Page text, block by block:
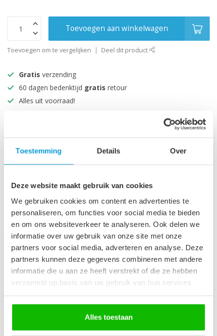
Toestemming Details Over
Deze website maakt gebruik van cookies
We gebruiken cookies om content en advertenties te
personaliseren, om functies voor social media te bieden
en om ons websiteverkeer te analyseren. Ook delen we
informatie over uw gebruik van onze site met onze
partners voor social media, adverteren en analyse. Deze
partners kunnen deze gegevens combineren met andere
informatie die u aan ze heeft verstrekt of die ze hebben
verzameld op basis van uw gebruik van hun services.
Alles toestaan
Toevoegen aan winkelwagen
Toevoegen om te vergelijken Deel dit product
Gratis verzending
60 dagen bedenktijd gratis retour
Alles uit voorraad!
Productomschrijving
Recent bekeken